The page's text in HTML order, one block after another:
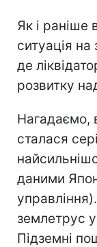
Як і раніше
ситуація
де
розвитку
Нагадаємо,
сталася
даними
землетрус у
Підземні